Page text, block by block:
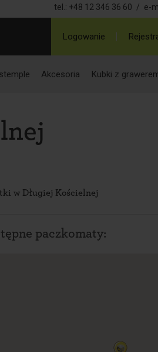
tel.: +48 12 346 36 60 / e-
Logowanie
Akcesoria Kubki z
w Długiej Kościelnej
paczkomaty: